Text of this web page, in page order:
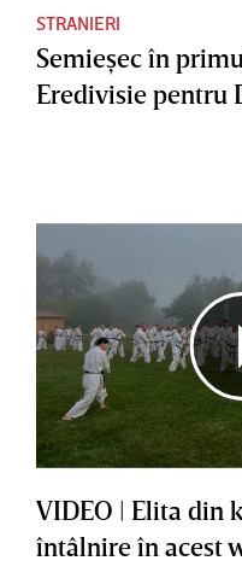
STRANIERI
Semieşec în
Eredivisie pentru
VIDEO | Elita din
întâlnire în acest